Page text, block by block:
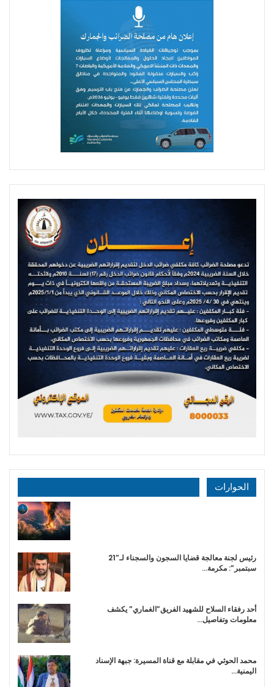
الحوارات
رئيس لجنة معالجة قضايا السجون والسجناء لـ”21
سبتمبر”: مكرمة…
أحد رفقاء السلاح للشهيد الفريق”الغماري” يكشف
معلومات وتفاصيل…
محمد الحوثي في مقابلة مع قناة المسيرة: جبهة الإسناد
اليمنية…